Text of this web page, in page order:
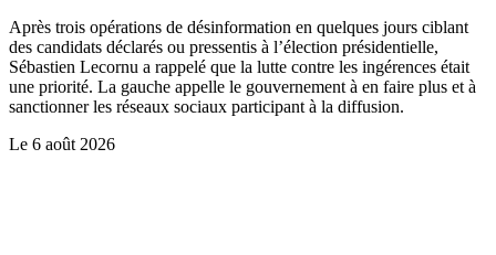
Après trois opérations de désinformation en quelques jours ciblant
des candidats déclarés ou pressentis à l’élection présidentielle,
Sébastien Lecornu a rappelé que la lutte contre les ingérences était
une priorité. La gauche appelle le gouvernement à en faire plus et à
sanctionner les réseaux sociaux participant à la diffusion.
Le 6 août 2026